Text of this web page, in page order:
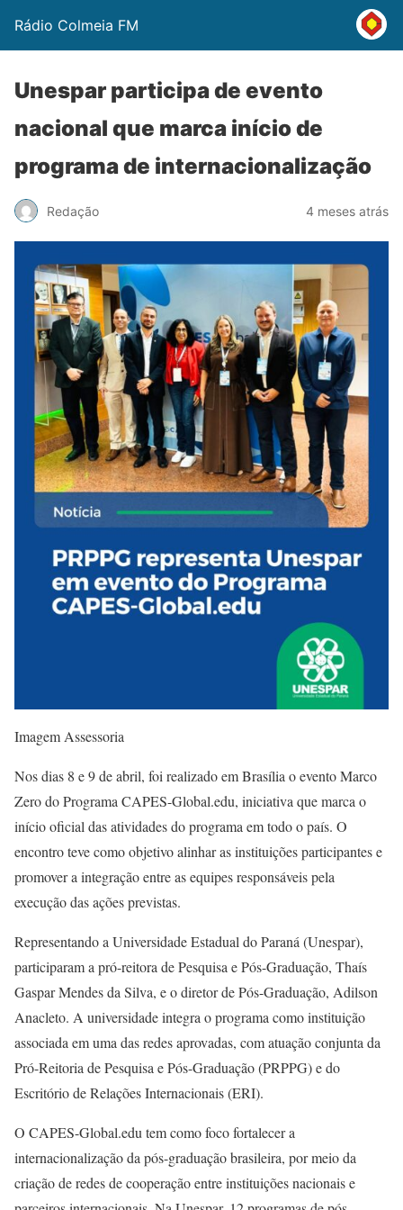
Rádio Colmeia FM
Unespar participa de evento
nacional que marca início de
programa de internacionalização
Redação 4 meses atrás
Imagem Assessoria
Nos dias 8 e 9 de abril, foi realizado em Brasília o evento Marco
Zero do Programa CAPES-Global.edu, iniciativa que marca o
início oficial das atividades do programa em todo o país. O
encontro teve como objetivo alinhar as instituições participantes e
promover a integração entre as equipes responsáveis pela
execução das ações previstas.
Representando a Universidade Estadual do Paraná (Unespar),
participaram a pró-reitora de Pesquisa e Pós-Graduação, Thaís
Gaspar Mendes da Silva, e o diretor de Pós-Graduação, Adilson
Anacleto. A universidade integra o programa como instituição
associada em uma das redes aprovadas, com atuação conjunta da
Pró-Reitoria de Pesquisa e Pós-Graduação (PRPPG) e do
Escritório de Relações Internacionais (ERI).
O CAPES-Global.edu tem como foco fortalecer a
internacionalização da pós-graduação brasileira, por meio da
criação de redes de cooperação entre instituições nacionais e